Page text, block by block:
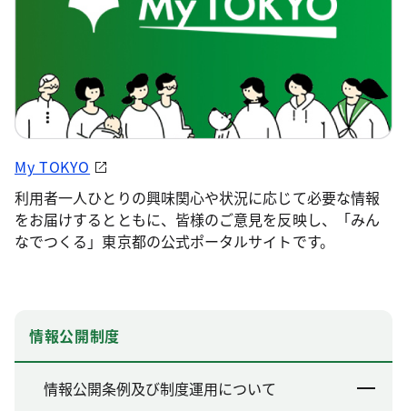
My TOKYO
利用者一人ひとりの興味関心や状況に応じて必要な情報
をお届けするとともに、皆様のご意見を反映し、「みん
なでつくる」東京都の公式ポータルサイトです。
情報公開制度
情報公開条例及び制度運用について